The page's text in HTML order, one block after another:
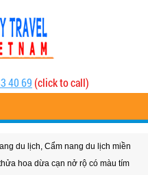
40 69 (click to call)
du lịch, Cẩm nang du lịch miền
hoa dừa cạn nở rộ có màu tím